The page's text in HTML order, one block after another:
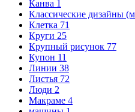
Канва 1
Классические дизайны
Клетка 71
Круги 25
Крупный рисунок 77
Купон 11
Линии 38
Листья 72
Люди 2
Макраме 4